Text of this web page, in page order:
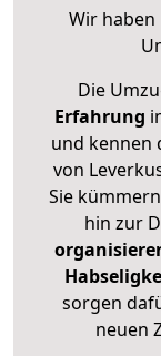
Wir haben
Die
Erfahrung
und kennen
von
Sie
hin zur
sorgen
neuen